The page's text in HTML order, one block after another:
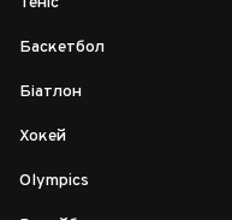
Баскетбол
Біатлон
Хокей
Olympics